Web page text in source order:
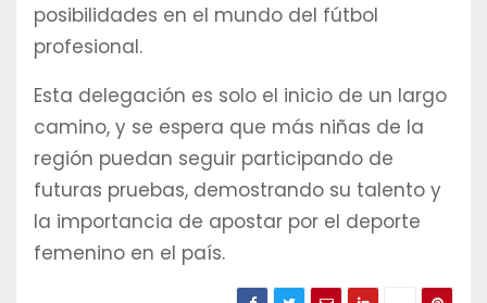
posibilidades en el mundo del fútbol
profesional.
Esta delegación es solo el inicio de un largo
camino, y se espera que más niñas de la
región puedan seguir participando de
futuras pruebas, demostrando su talento y
la importancia de apostar por el deporte
femenino en el país.